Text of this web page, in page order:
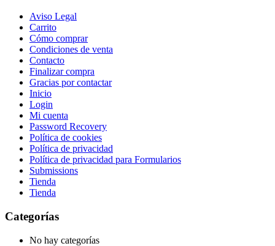
Aviso Legal
Carrito
Cómo comprar
Condiciones de venta
Contacto
Finalizar compra
Gracias por contactar
Inicio
Login
Mi cuenta
Password Recovery
Política de cookies
Política de privacidad
Política de privacidad para Formularios
Submissions
Tienda
Tienda
Categorías
No hay categorías